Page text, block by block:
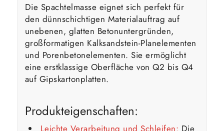
Die Spachtelmasse eignet sich perfekt für
den dünnschichtigen Materialauftrag auf
unebenen, glatten Betonuntergründen,
großformatigen Kalksandstein-Planelementen
und Porenbetonelementen. Sie ermöglicht
eine erstklassige Oberfläche von Q2 bis Q4
auf Gipskartonplatten.
Produkteigenschaften:
Leichte Verarbeitung und Schleifen: Die